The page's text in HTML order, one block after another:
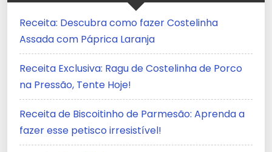
Receita: Descubra como fazer Costelinha
Assada com Páprica Laranja
Receita Exclusiva: Ragu de Costelinha de Porco
na Pressão, Tente Hoje!
Receita de Biscoitinho de Parmesão: Aprenda a
fazer esse petisco irresistível!